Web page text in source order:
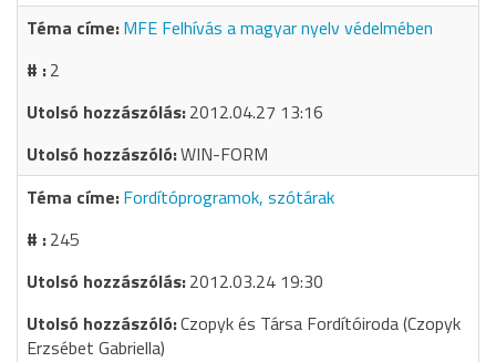
MFE Felhívás a magyar nyelv védelmében
2
2012.04.27 13:16
WIN-FORM
Fordítóprogramok, szótárak
245
2012.03.24 19:30
Czopyk és Társa Fordítóiroda (Czopyk
Erzsébet Gabriella)